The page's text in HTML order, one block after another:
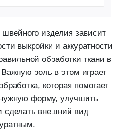
швейного изделия зависит
выкройки и аккуратности
обработки ткани в
роль в этом играет
которая помогает
форму, улучшить
сделать внешний вид